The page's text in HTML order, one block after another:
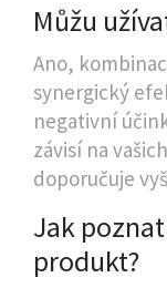
Můžu
Ano,
synergický
negativní
závisí na
doporučuje
Jak
produkt?